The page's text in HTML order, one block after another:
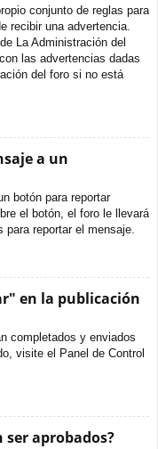
conjunto de reglas para
recibir una advertencia.
La Administración del
las advertencias dadas
del foro si no está
a un
botón para reportar
el botón, el foro le llevará
reportar el mensaje.
en la publicación
completados y enviados
visite el Panel de Control
ser aprobados?